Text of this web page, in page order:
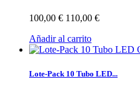
100,00 € 110,00 €
Añadir al carrito
Lote-Pack 10 Tubo LED...